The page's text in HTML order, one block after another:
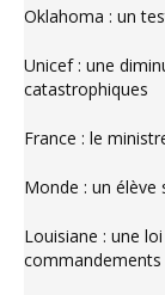
Oklahoma : un
Unicef : une
catastrophiques
France : le
Monde : un
Louisiane : une
commandements